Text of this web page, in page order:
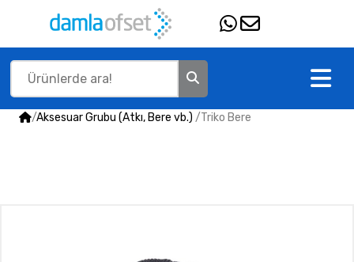
/Aksesuar Grubu (Atkı, Bere vb.) /Triko Bere